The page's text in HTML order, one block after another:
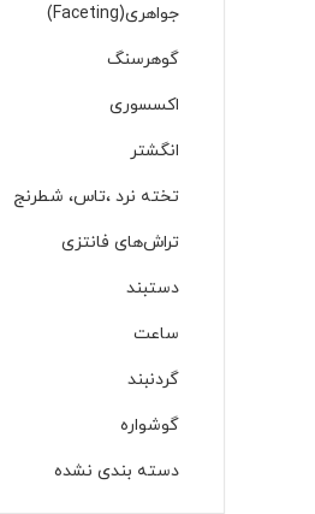
جواهری(Faceting)
گوهرسنگ
اکسسوری
انگشتر
تخته نرد ،تاس، شطرنج
تراش‌های فانتزی
دستبند
ساعت
گردنبند
گوشواره‌
دسته بندی نشده